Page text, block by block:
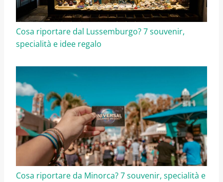
Cosa riportare dal Lussemburgo? 7 souvenir,
specialità e idee regalo
Cosa riportare da Minorca? 7 souvenir, specialità e